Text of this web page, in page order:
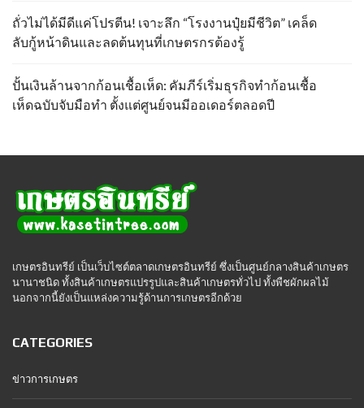
ถั่วไม่ได้มีดีแค่โปรตีน! เจาะลึก “โรงงานปุ๋ยมีชีวิต” เคล็ด
ลับกู้หน้าดินและลดต้นทุนที่เกษตรกรต้องรู้
ปั้นเงินล้านจากก้อนเชื้อเห็ด: คัมภีร์เริ่มธุรกิจทำก้อนเชื้อ
เห็ดฉบับจับมือทำ ตั้งแต่ศูนย์จนมีออเดอร์ตลอดปี
เกษตรอินทรีย์ เป็นเว็บไซต์ตลาดเกษตรอินทรีย์ ซึ่งเป็นศูนย์กลางสินค้าเกษตร
นานาชนิด ทั้งสินค้าเกษตรแปรรูปและสินค้าเกษตรทั่วไป ทั้งพืชผักผลไม้
นอกจากนี้ยังเป็นแหล่งความรู้ด้านการเกษตรอีกด้วย
CATEGORIES
ข่าวการเกษตร